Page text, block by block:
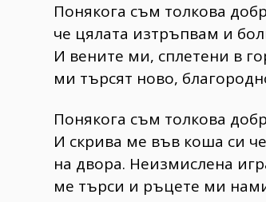
Понякога съм толкова
че цялата изтръпвам и
И вените ми, сплетени в
ми търсят ново,
Понякога съм толкова
И скрива ме във коша си
на двора. Неизмислена
ме търси и ръцете ми